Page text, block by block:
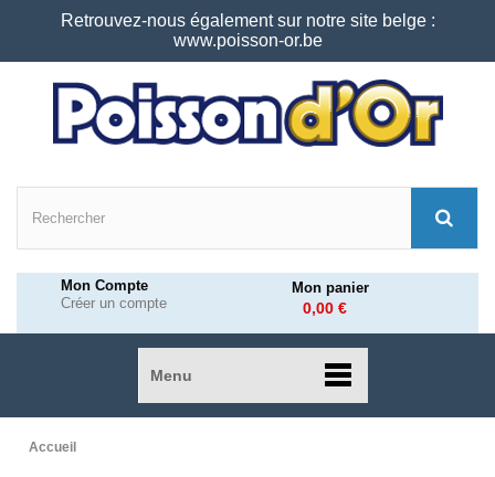
Retrouvez-nous également sur notre site belge :
www.poisson-or.be
Mon Compte
Créer un compte
Mon panier
0,00 €
Menu
Accueil